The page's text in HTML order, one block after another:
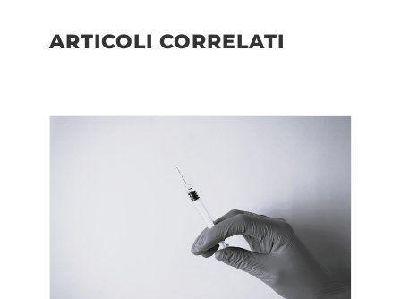
ARTICOLI CORRELATI